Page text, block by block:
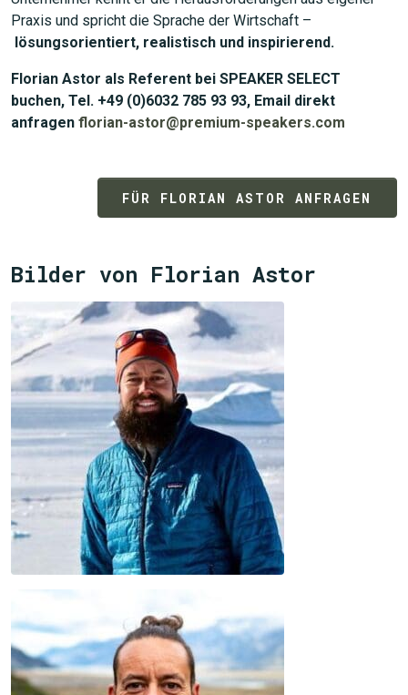
Praxis und spricht die Sprache der Wirtschaft –
lösungsorientiert, realistisch und inspirierend.
Florian Astor als Referent bei SPEAKER SELECT
buchen, Tel. +49 (0)6032 785 93 93, Email direkt
anfragen florian-astor@premium-speakers.com
FÜR FLORIAN ASTOR ANFRAGEN
Bilder von Florian Astor